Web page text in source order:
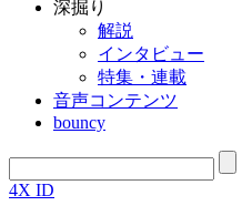
深掘り
解説
インタビュー
特集・連載
音声コンテンツ
bouncy
4X ID